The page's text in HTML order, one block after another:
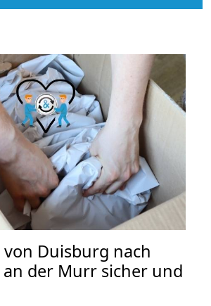
Duisburg nach
der Murr sicher und